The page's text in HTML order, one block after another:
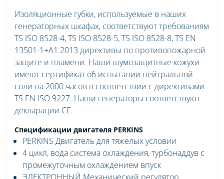
Изоляционные губки, используемые в наших
генераторных шкафах, соответствуют требованиям
TS ISO 8528-4, TS ISO 8528-5, TS ISO 8528-8, TS EN
13501-1+A1:2013 директивы по противопожарной
защите и пламени. Наши шумозащитные кожухи
имеют сертификат об испытании нейтральной
соли на 2000 часов в соответствии с директивами
TS EN ISO 9227. Наши генераторы соответствуют
декларации CE.
Спецификации двигателя PERKINS
PERKINS Двигатель для тяжелых условии
4 цикл, вода система охлаждения, турбонаддув с
промежуточным охлаждением впуск